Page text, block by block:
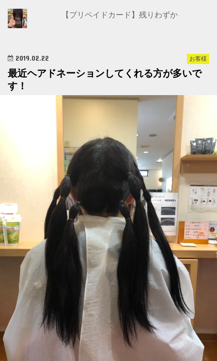
【プリペイドカード】残りわずか
お客様
2019.02.22
最近ヘアドネーションしてくれる方が多いで
す！